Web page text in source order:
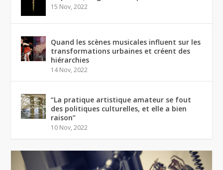
15 Nov, 2022
Quand les scènes musicales influent sur les
transformations urbaines et créent des
hiérarchies
14 Nov, 2022
“La pratique artistique amateur se fout
des politiques culturelles, et elle a bien
raison”
10 Nov, 2022